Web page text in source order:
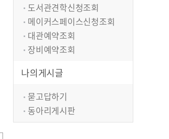
도서관견학신청조회
메이커스페이스신청조회
대관예약조회
장비예약조회
나의게시글
묻고답하기
동아리게시판